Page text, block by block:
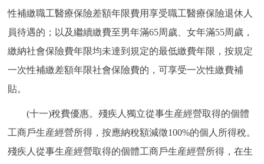
性補繳職工醫療保險差額年限費用享受職工醫療保險退休人
員待遇的；以及繼續繳費至男年滿65周歲、女年滿55周歲，
繳納社會保險費年限均未達到規定的最低繳費年限，按規定
一次性補繳差額年限社會保險費的，可享受一次性繳費補
貼。
(十一)稅費優惠。殘疾人獨立從事生産經營取得的個體
工商戶生産經營所得，按應納稅額減徵100%的個人所得稅。
殘疾人從事生産經營取得的個體工商戶生産經營所得，在生